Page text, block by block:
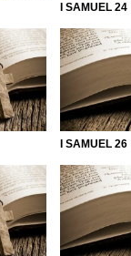
I SAMUEL 24
I SAMUEL 26